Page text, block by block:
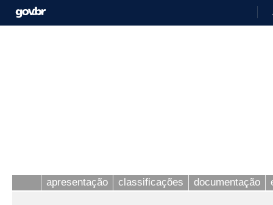
apresentação classificações documentação